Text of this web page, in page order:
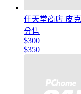
任天堂商店 皮
分售
$300
$350